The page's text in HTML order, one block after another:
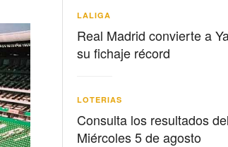
LALIGA
Real Madrid convierte a
su fichaje récord
LOTERIAS
Consulta los resultados
Miércoles 5 de agosto